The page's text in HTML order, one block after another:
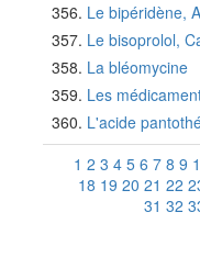
Le bipéridène,
Le bisoprolol,
La bléomycine
Les
L'acide
1 2 3 4 5 6 7 8 9
18 19 20 21 22
31 32